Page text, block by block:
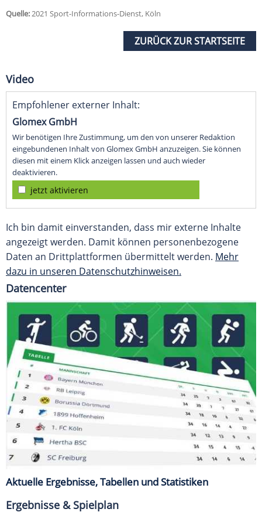
Quelle:2021 Sport-Informations-Dienst, Köln
ZURÜCK ZUR STARTSEITE
Video
Empfohlener externer Inhalt:
Glomex GmbH
Wir benötigen Ihre Zustimmung, um den von unserer Redaktion
eingebundenen Inhalt von Glomex GmbH anzuzeigen. Sie können
diesen mit einem Klick anzeigen lassen und auch wieder
deaktivieren.
jetzt aktivieren
Ich bin damit einverstanden, dass mir externe Inhalte
angezeigt werden. Damit können personenbezogene
Daten an Drittplattformen übermittelt werden. Mehr
dazu in unseren Datenschutzhinweisen.
Datencenter
Aktuelle Ergebnisse, Tabellen und Statistiken
Ergebnisse & Spielplan